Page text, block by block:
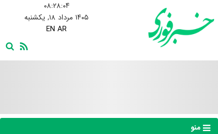
۰۸:۲۸:۰۵
۱۴۰۵ مرداد ۱۸, یکشنبه
EN AR
منو